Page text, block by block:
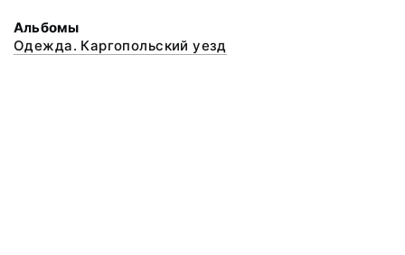
Альбомы
Одежда. Каргопольский уезд